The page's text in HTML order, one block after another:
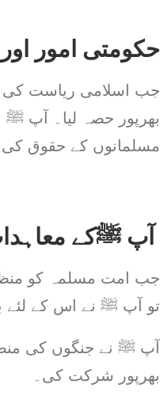
حکومتی امور
جب اسلامی ریاست کی
بھرپور حصہ لیا۔ آپ ﷺ
مسلمانوں کے حقوق کی
آپ ﷺکے
جب امت مسلمہ کو
تو آپ ﷺ نے اس کے لئے
آپ ﷺ نے جنگوں کی
بھرپور شرکت کی۔